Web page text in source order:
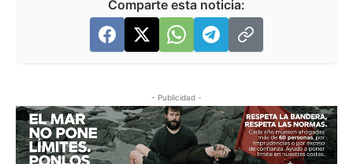
Comparte esta noticia:
- Publicidad -